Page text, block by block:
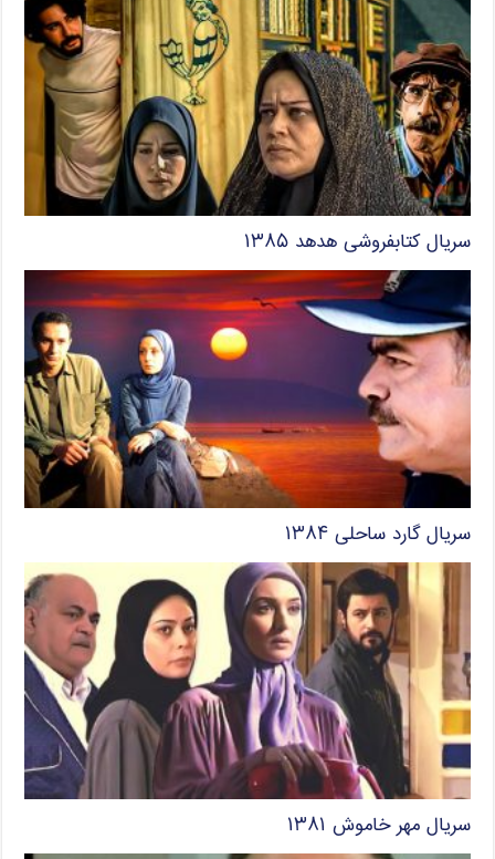
سریال کتابفروشی هدهد ۱۳۸۵
سریال گارد ساحلی ۱۳۸۴
سریال مهر خاموش ۱۳۸۱